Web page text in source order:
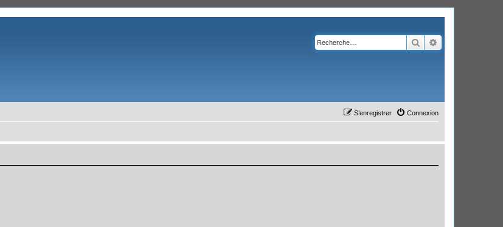
Rechercher
Connexion
S’enregistrer